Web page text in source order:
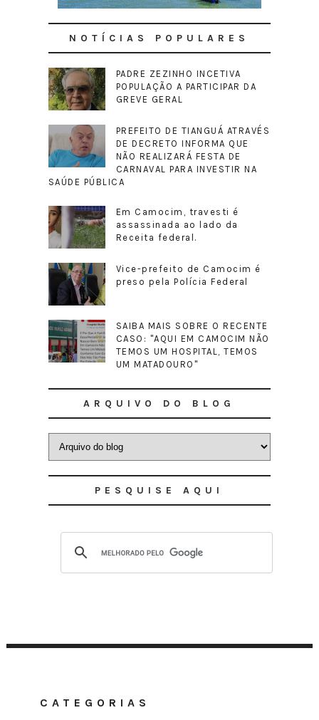
NOTÍCIAS POPULARES
PADRE ZEZINHO INCETIVA
POPULAÇÃO A PARTICIPAR DA
GREVE GERAL
PREFEITO DE TIANGUÁ ATRAVÉS
DE DECRETO INFORMA QUE
NÃO REALIZARÁ FESTA DE
CARNAVAL PARA INVESTIR NA
SAÚDE PÚBLICA
Em Camocim, travesti é
assassinada ao lado da
Receita federal.
Vice-prefeito de Camocim é
preso pela Polícia Federal
SAIBA MAIS SOBRE O RECENTE
CASO: "AQUI EM CAMOCIM NÃO
TEMOS UM HOSPITAL, TEMOS
UM MATADOURO"
ARQUIVO DO BLOG
PESQUISE AQUI
CATEGORIAS